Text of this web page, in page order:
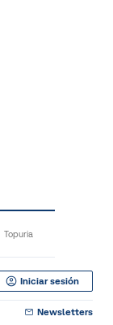
Topuria
Iniciar sesión
Newsletters